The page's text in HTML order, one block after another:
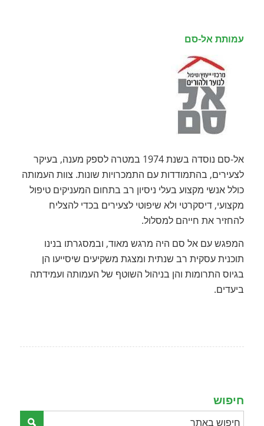
עמותת אל-סם
אל-סם נוסדה בשנת 1974 במטרה לספק מענה, בעיקר
לצעירים, בהתמודדות עם התמכרויות שונות. צוות העמותה
כולל אנשי מקצוע בעלי ניסיון רב בתחום המעניקים טיפול
מקצועי, דיסקרטי ולא שיפוטי לצעירים בכדי להצליח
להחזיר את חייהם למסלול.
המפגש עם אל סם היה מרגש מאוד, ובמסגרתו בנינו
תוכנית עסקית רב שנתית ומצגת משקיעים שיסייעו הן
בגיוס התרומות והן בניהול השוטף של העמותה ועמידתה
ביעדים.
חיפוש